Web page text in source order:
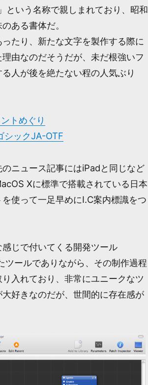
という名称で親しまれており、昭和
ある書体だ。
たり、新たな文字を製作する際に
由なのだそうだが、未だ根強いフ
人が後を絶たない程の人気ぶり
トめぐり
シックJA-OTF
ニュース記事にはiPadと同じなど
Xに標準で搭載されている日本
使って一足早めにI.C案内標識をつ
じで付いてくる開発ツール
ールでありながら、その制作過程
入れており、非常にユニークなツ
好きなのだが、世間的に存在感が